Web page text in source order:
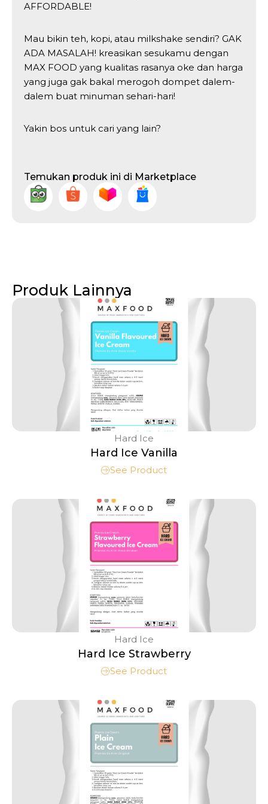
AFFORDABLE!
Mau bikin teh, kopi, atau milkshake sendiri? GAK
ADA MASALAH! kreasikan sesukamu dengan
MAX FOOD yang kualitas rasanya oke dan harga
yang juga gak bakal merogoh dompet dalem-
dalem buat minuman sehari-hari!
Yakin bos untuk cari yang lain?
Temukan produk ini di Marketplace
Produk Lainnya
Hard Ice
Hard Ice Vanilla
See Product
Hard Ice
Hard Ice Strawberry
See Product